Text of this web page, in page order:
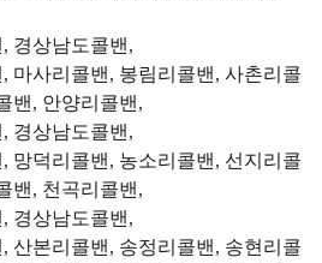
경상남도콜밴,
마사리콜밴, 봉림리콜밴, 사촌리콜
밴, 안양리콜밴,
경상남도콜밴,
망덕리콜밴, 농소리콜밴, 선지리콜
밴, 천곡리콜밴,
경상남도콜밴,
산본리콜밴, 송정리콜밴, 송현리콜